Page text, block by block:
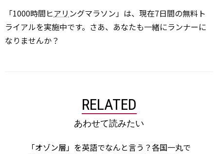
「1000時間ヒアリ ングマラソン」は、現在7日間の無料ト
ライアルを実施中です。さあ、あなたも一緒にランナーに
なりませんか？
RELATED
あわせて読みたい
「オゾン層」を英語でなんと言う？各国一丸で